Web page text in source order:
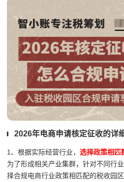
2026年电商申请核定征收的详
1、根据实际经营行业， 选择政策相匹
为了形成相关产业集群，针对不同行
择合规电商行业政策相匹配的税收园